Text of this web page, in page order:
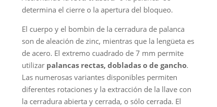
determina el cierre o la apertura del bloqueo.
El cuerpo y el bombin de la cerradura de palanca
son de aleación de zinc, mientras que la lengüeta es
de acero. El extremo cuadrado de 7 mm permite
utilizar palancas rectas, dobladas o de gancho.
Las numerosas variantes disponibles permiten
diferentes rotaciones y la extracción de la llave con
la cerradura abierta y cerrada, o sólo cerrada. El